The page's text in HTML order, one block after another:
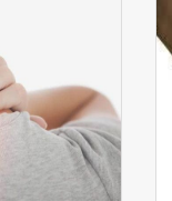
bệnh có
điều trị.